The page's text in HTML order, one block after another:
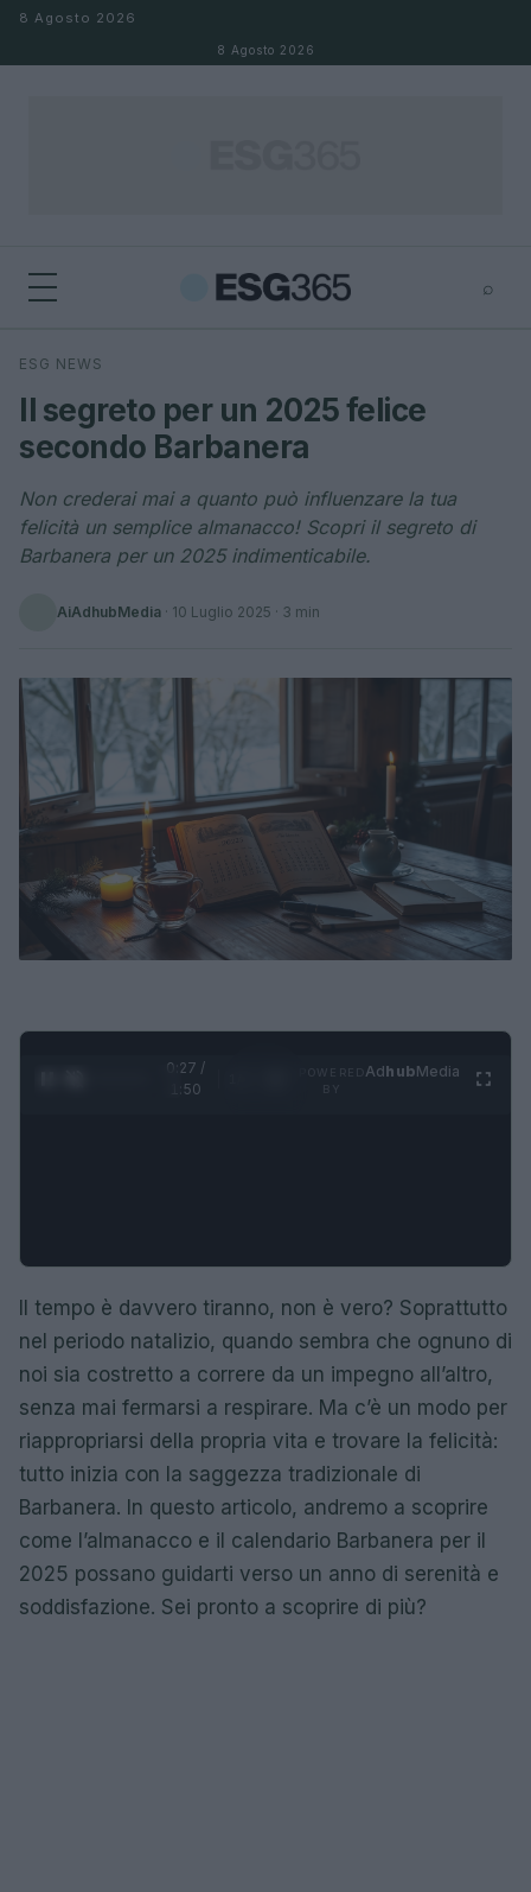
Salta al contenuto
8 Agosto 2026
8 Agosto 2026
⌕
Cerca
ESG NEWS
Il segreto per un 2025 felice
secondo Barbanera
Non crederai mai a quanto può influenzare la tua
felicità un semplice almanacco! Scopri il segreto di
Barbanera per un 2025 indimenticabile.
AiAdhubMedia · 10 Luglio 2025 · 3 min
0:28 /
1:50
AdhubMedia
Il tempo è davvero tiranno, non è vero? Soprattutto
nel periodo natalizio, quando sembra che ognuno di
noi sia costretto a correre da un impegno all’altro,
senza mai fermarsi a respirare. Ma c’è un modo per
riappropriarsi della propria vita e trovare la felicità:
tutto inizia con la saggezza tradizionale di
Barbanera. In questo articolo, andremo a scoprire
come l’almanacco e il calendario Barbanera per il
2025 possano guidarti verso un anno di serenità e
soddisfazione. Sei pronto a scoprire di più?